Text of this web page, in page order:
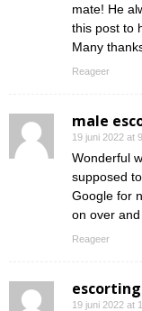
mate! He
this post to
Many
Reageer
male
19 juni 2022 at
Wonderful
supposed
Google for
on over
Reageer
19 juni 2022 at